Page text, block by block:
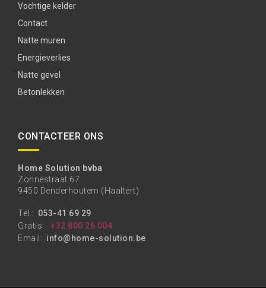
Vochtige kelder
Contact
Natte muren
Energieverlies
Natte gevel
Betonlekken
CONTACTEER ONS
Home Solution bvba
Zonnestraat 67
9450 Denderhoutem (Haaltert)
Tel.: 053-41 69 29
Gratis:
+32 800 26 004
Email: info@home-solution.be